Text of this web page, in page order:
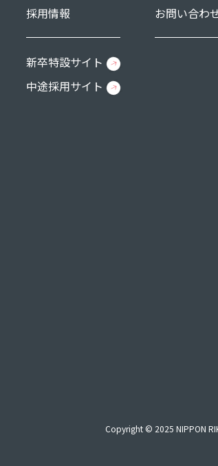
採用情報
新卒特設サイト
中途採用サイト
お問い合わ
Copyright © 2025 NIPPON